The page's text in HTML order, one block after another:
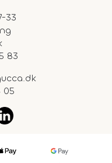
33
83
05